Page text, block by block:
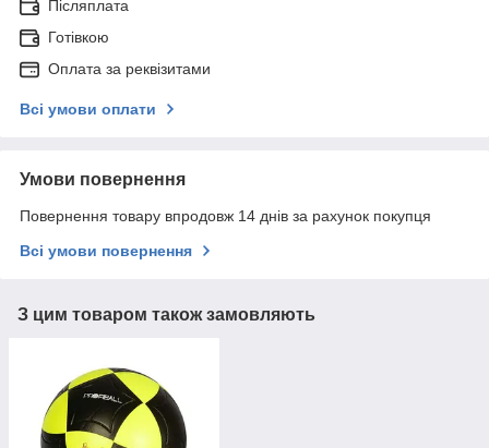
Післяплата
Готівкою
Оплата за реквізитами
Всі умови оплати
Умови повернення
Повернення товару впродовж 14 днів за рахунок покупця
Всі умови повернення
З цим товаром також замовляють